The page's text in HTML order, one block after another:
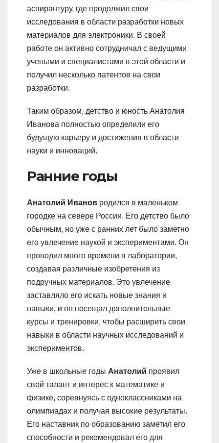
аспирантуру, где продолжил свои
исследования в области разработки новых
материалов для электроники. В своей
работе он активно сотрудничал с ведущими
учеными и специалистами в этой области и
получил несколько патентов на свои
разработки.
Таким образом, детство и юность Анатолия
Иванова полностью определили его
будущую карьеру и достижения в области
науки и инноваций.
Ранние годы
Анатолий Иванов родился в маленьком
городке на севере России. Его детство было
обычным, но уже с ранних лет было заметно
его увлечение наукой и экспериментами. Он
проводил много времени в лаборатории,
создавая различные изобретения из
подручных материалов. Это увлечение
заставляло его искать новые знания и
навыки, и он посещал дополнительные
курсы и тренировки, чтобы расширить свои
навыки в области научных исследований и
экспериментов.
Уже в школьные годы Анатолий проявил
свой талант и интерес к математике и
физике, соревнуясь с одноклассниками на
олимпиадах и получая высокие результаты.
Его наставник по образованию заметил его
способности и рекомендовал его для